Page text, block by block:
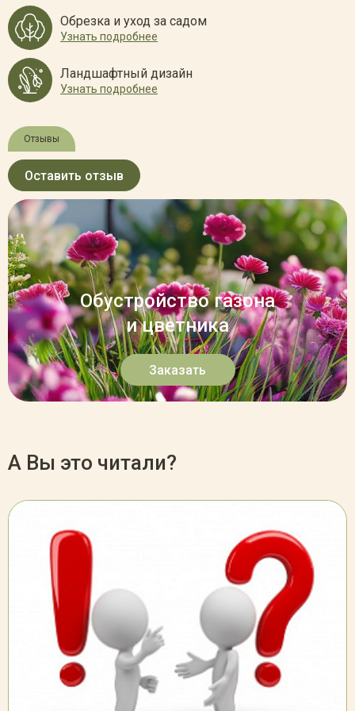
Обрезка и уход за садом
Узнать подробнее
Ландшафтный дизайн
Узнать подробнее
Отзывы
Оставить отзыв
Обустройство газона
и цветника
Заказать
А Вы это читали?